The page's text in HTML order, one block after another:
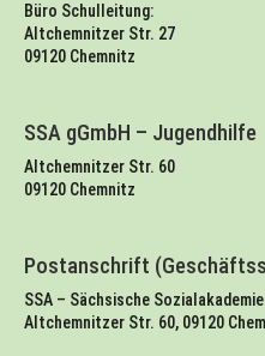
Büro Schulleitung:
Altchemnitzer Str. 27
09120 Chemnitz
SSA gGmbH – Jugendhilfe
Altchemnitzer Str. 60
09120 Chemnitz
Postanschrift
SSA – Sächsische
Altchemnitzer Str. 60, 09120